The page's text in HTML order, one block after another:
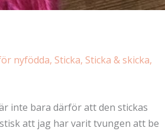
nyfödda, Sticka, Sticka & skicka,
inte bara därför att den stickas
att jag har varit tvungen att be